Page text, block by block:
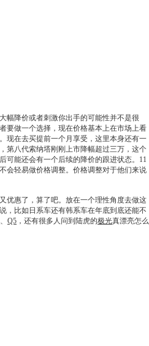
降价或者刺激你出手的可能性并不是很
要做一个选择，现在价格基本上在市场上看
现在去买提前一个月享受，这里本身还有一
第八代索纳塔刚刚上市降幅超过三万，这个
可能还会有一个后续的降价的跟进状态。11
会轻易做价格调整。价格调整对于他们来说
惠了，算了吧。放在一个理性角度去做这
，比如日系车还有韩系车在年底到底还能不
、 Q5 ，还有很多人问到陆虎的极光真漂亮怎么